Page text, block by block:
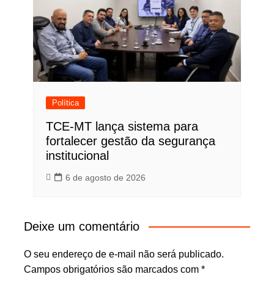
Política
TCE-MT lança sistema para
fortalecer gestão da segurança
institucional
6 de agosto de 2026
Deixe um comentário
O seu endereço de e-mail não será publicado.
Campos obrigatórios são marcados com *